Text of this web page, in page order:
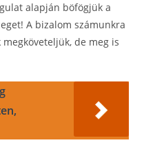
alapján böfögjük a
A bizalom számunkra
de meg is